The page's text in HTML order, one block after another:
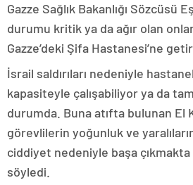
Gazze Sağlık Bakanlığı Sözcüsü
durumu kritik ya da ağır olan
Gazze’deki Şifa Hastanesi’ne
İsrail saldırıları nedeniyle
kapasiteyle çalışabiliyor ya da
durumda. Buna atıfta bulunan El
görevlilerin yoğunluk ve
ciddiyet nedeniyle başa çıkmakta
söyledi.